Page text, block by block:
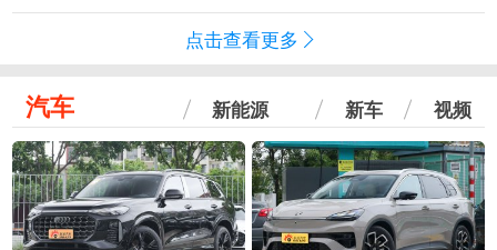
点击查看更多
汽车 新能源 新车 视频